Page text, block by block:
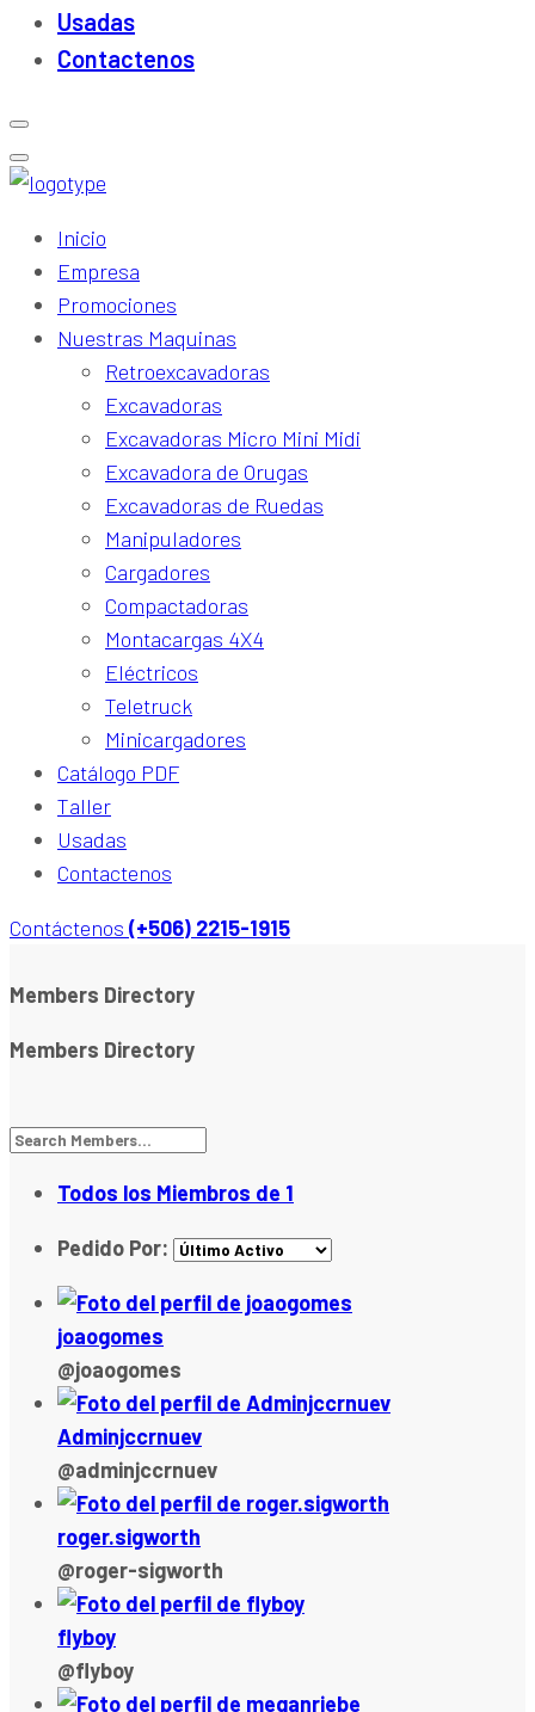
Usadas
Contactenos
Inicio
Empresa
Promociones
Nuestras Maquinas
Retroexcavadoras
Excavadoras
Excavadoras Micro Mini Midi
Excavadora de Orugas
Excavadoras de Ruedas
Manipuladores
Cargadores
Compactadoras
Montacargas 4X4
Eléctricos
Teletruck
Minicargadores
Catálogo PDF
Taller
Usadas
Contactenos
Contáctenos (+506) 2215-1915
Members Directory
Members Directory
Todos los Miembros de 1
Pedido Por:
joaogomes
@joaogomes
Adminjccrnuev
@adminjccrnuev
roger.sigworth
@roger-sigworth
flyboy
@flyboy